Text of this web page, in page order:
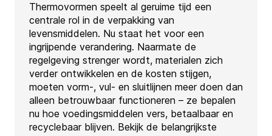
Thermovormen speelt al geruime tijd een
centrale rol in de verpakking van
levensmiddelen. Nu staat het voor een
ingrijpende verandering. Naarmate de
regelgeving strenger wordt, materialen zich
verder ontwikkelen en de kosten stijgen,
moeten vorm-, vul- en sluitlijnen meer doen dan
alleen betrouwbaar functioneren – ze bepalen
nu hoe voedingsmiddelen vers, betaalbaar en
recyclebaar blijven. Bekijk de belangrijkste